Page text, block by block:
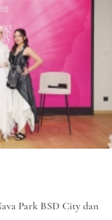
Park BSD City dan